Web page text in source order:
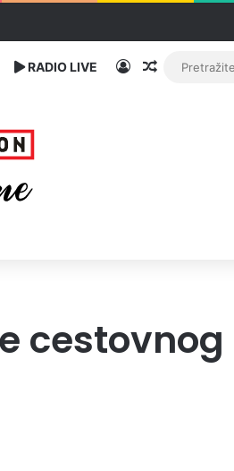
RADIO LIVE PrijavaRandom